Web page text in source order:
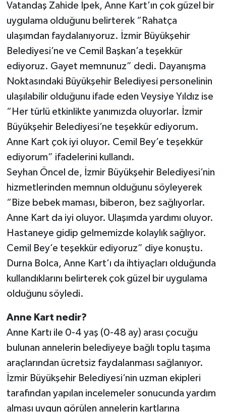
Vatandaş Zahide İpek, Anne Kart’ın çok güzel bir
uygulama olduğunu belirterek “Rahatça
ulaşımdan faydalanıyoruz. İzmir Büyükşehir
Belediyesi’ne ve Cemil Başkan’a teşekkür
ediyoruz. Gayet memnunuz” dedi. Dayanışma
Noktasındaki Büyükşehir Belediyesi personelinin
ulaşılabilir olduğunu ifade eden Veysiye Yıldız ise
“Her türlü etkinlikte yanımızda oluyorlar. İzmir
Büyükşehir Belediyesi’ne teşekkür ediyorum.
Anne Kart çok iyi oluyor. Cemil Bey’e teşekkür
ediyorum” ifadelerini kullandı.
Seyhan Öncel de, İzmir Büyükşehir Belediyesi’nin
hizmetlerinden memnun olduğunu söyleyerek
“Bize bebek maması, biberon, bez sağlıyorlar.
Anne Kart da iyi oluyor. Ulaşımda yardımı oluyor.
Hastaneye gidip gelmemizde kolaylık sağlıyor.
Cemil Bey’e teşekkür ediyoruz” diye konuştu.
Durna Bolca, Anne Kart’ı da ihtiyaçları olduğunda
kullandıklarını belirterek çok güzel bir uygulama
olduğunu söyledi.
Anne Kart nedir?
Anne Kartı ile 0-4 yaş (0-48 ay) arası çocuğu
bulunan annelerin belediyeye bağlı toplu taşıma
araçlarından ücretsiz faydalanması sağlanıyor.
İzmir Büyükşehir Belediyesi’nin uzman ekipleri
tarafından yapılan incelemeler sonucunda yardım
alması uygun görülen annelerin kartlarına